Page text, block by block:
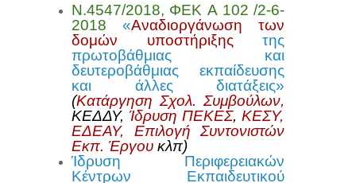
N.4547/2018, ΦΕΚ A 102 /2-6-
2018 «Αναδιοργάνωση των
δομών υποστήριξης της
πρωτοβάθμιας και
δευτεροβάθμιας εκπαίδευσης
και άλλες διατάξεις»
(Κατάργηση Σχολ. Συμβούλων,
ΚΕΔΔΥ, Ίδρυση ΠΕΚΕΣ,ΚΕΣΥ,
ΕΔΕΑΥ,
Επιλογή Συντονιστών
Εκπ. Έργουκλπ)
Ίδρυση Περιφερειακών
Κέντρων Εκπαιδευτικού